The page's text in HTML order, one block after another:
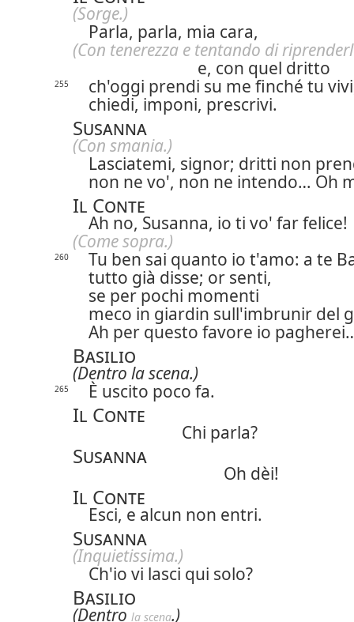
(Sorge.)
Parla, parla, mia cara,
(Con tenerezza e tentando di
e, con quel dritto
255
ch'oggi prendi su me finché tu
chiedi, imponi, prescrivi.
Susanna
(Con smania.)
Lasciatemi, signor; dritti non
non ne vo', non ne intendo… Oh
Il Conte
Ah no, Susanna, io ti vo' far felice!
(Come sopra.)
260
Tu ben sai quanto io t'amo: a te
tutto già disse; or senti,
se per pochi momenti
meco in giardin sull'imbrunir del
Ah per questo favore io
Basilio
(Dentro la scena.)
265 È uscito poco fa.
Il Conte
Chi parla?
Susanna
Oh dèi!
Il Conte
Esci, e alcun non entri.
Susanna
(Inquietissima.)
Ch'io vi lasci qui solo?
Basilio
(Dentro la scena.)